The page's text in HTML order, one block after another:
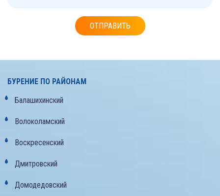
ОТПРАВИТЬ
БУРЕНИЕ ПО РАЙОНАМ
Балашихинский
Волоколамский
Воскресенский
Дмитровский
Домодедовский